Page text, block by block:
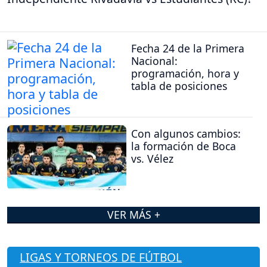
Fecha 24 de la Primera
Nacional:
programación, hora y
tabla de posiciones
Con algunos cambios:
la formación de Boca
vs. Vélez
VER MÁS +
LIGAS Y TORNEOS DE FÚTBOL